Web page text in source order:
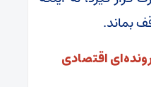
بماند.
اقتصادی